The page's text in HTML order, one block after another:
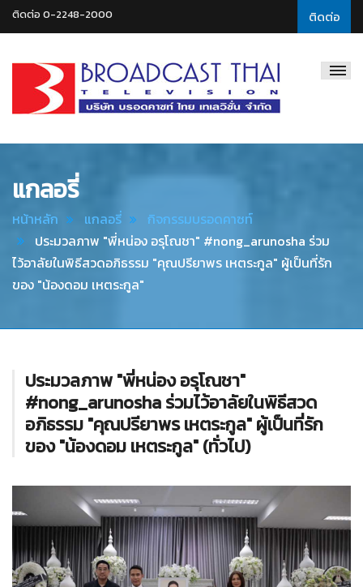
ติดต่อ
ติดต่อ 0-2248-2000
Thai
แกลอรี่
หน้าหลัก แกลอรี่
กิจกรรมบรอดคาซท์
ประมวลภาพ "พี่หน่อง อรุโณชา" #nong_arunosha ร่วม
ไว้อาลัยในพิธีสวดอภิธรรม "คุณปรียาพร เหตระกูล" ผู้เป็นที่รัก
ของ "น้องดอม เหตระกูล"
ประมวลภาพ "พี่หน่อง อรุโณชา"
#nong_arunosha ร่วมไว้อาลัยในพิธีสวด
อภิธรรม "คุณปรียาพร เหตระกูล" ผู้เป็นที่รัก
ของ "น้องดอม เหตระกูล" (ทั่วไป)